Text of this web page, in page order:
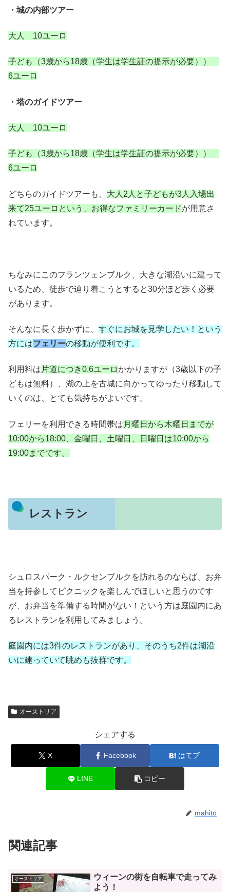
・城の内部ツアー
大人 10ユーロ
子ども（3歳から18歳（学生は学生証の提示が必要））
6ユーロ
・塔のガイドツアー
大人 10ユーロ
子ども（3歳から18歳（学生は学生証の提示が必要））
6ユーロ
どちらのガイドツアーも、 大人2人と子どもが3人入場出
来て25ユーロという、お得なファミリーカードが用意さ
れています。
ちなみにこのフランツェンブルク、大きな湖沿いに建って
いるため、徒歩で辿り着こうとすると30分ほど歩く必要
があります。
そんなに長く歩かずに、 すぐにお城を見学したい！という
方にはフェリーの移動が便利です。
利用料は片道につき0,6ユーロかかりますが（3歳以下の子
どもは無料）、湖の上を古城に向かってゆったり移動して
いくのは、とても気持ちがよいです。
フェリーを利用できる時間帯は 月曜日から木曜日までが
10:00から18:00、金曜日、土曜日、日曜日は10:00から
19:00までです。
レストラン
シュロスパーク・ルクセンブルクを訪れるのならば、お弁
当を持参してピクニックを楽しんでほしいと思うのです
が、お弁当を準備する時間がない！という方は庭園内にあ
るレストランを利用してみましょう。
庭園内には3件のレストランがあり、そのうち2件は湖沿
いに建っていて眺めも抜群です。
オーストリア
シェアする
X Facebook はてブ
LINE コピー
mahito
関連記事
オーストリア
ウィーンの街を自転車で走ってみ
よう！